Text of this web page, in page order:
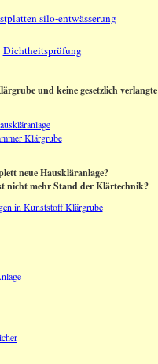
silo-entwässerung
Dichtheitsprüfung
und keine gesetzlich verlangte
Klärgrube
neue Hauskläranlage?
nicht mehr Stand der Klärtechnik?
in Kunststoff Klärgrube